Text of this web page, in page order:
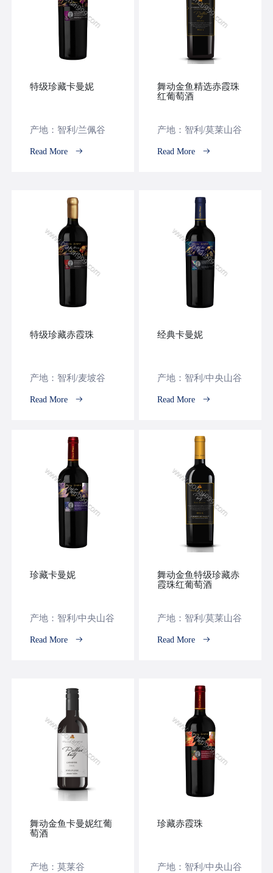
特级珍藏卡曼妮
产地：智利/兰佩谷
Read More
舞动金鱼精选赤霞珠
红葡萄酒
产地：智利/莫莱山谷
Read More
特级珍藏赤霞珠
产地：智利/麦坡谷
Read More
经典卡曼妮
产地：智利/中央山谷
Read More
珍藏卡曼妮
产地：智利/中央山谷
Read More
舞动金鱼特级珍藏赤
霞珠红葡萄酒
产地：智利/莫莱山谷
Read More
舞动金鱼卡曼妮红葡
萄酒
产地：莫莱谷
珍藏赤霞珠
产地：智利/中央山谷